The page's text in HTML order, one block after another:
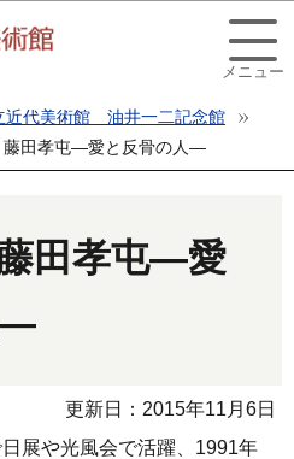
メニュー
近代美術館 油井一二記念館
田孝屯―愛と反骨の人―
田孝屯―愛
―
更新日：2015年11月6日
展や光風会で活躍、1991年